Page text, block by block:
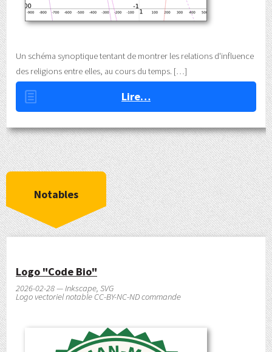
Un schéma synoptique tentant de montrer les relations d'influence
des religions entre elles, au cours du temps.
Lire…
Notables
Logo "Code Bio"
2026-02-28 — Inkscape, SVG
Logo vectoriel notable CC-BY-NC-ND commande